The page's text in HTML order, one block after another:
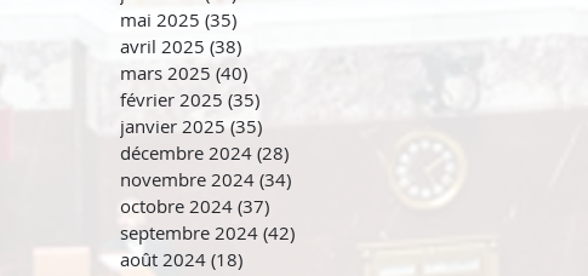
mai 2025 (35)
avril 2025 (38)
mars 2025 (40)
février 2025 (35)
janvier 2025 (35)
décembre 2024 (28)
novembre 2024 (34)
octobre 2024 (37)
septembre 2024 (42)
août 2024 (18)